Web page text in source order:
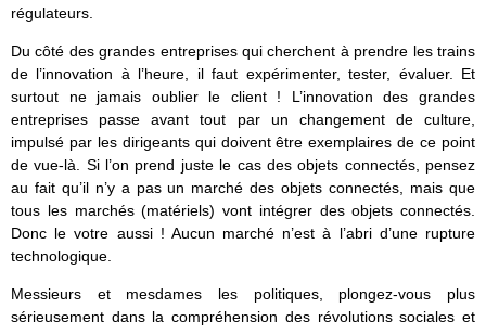
régulateurs.
Du côté des grandes entreprises qui cherchent à prendre les trains
de l’innovation à l’heure, il faut expérimenter, tester, évaluer. Et
surtout ne jamais oublier le client ! L’innovation des grandes
entreprises passe avant tout par un changement de culture,
impulsé par les dirigeants qui doivent être exemplaires de ce point
de vue-là. Si l’on prend juste le cas des objets connectés, pensez
au fait qu’il n’y a pas un marché des objets connectés, mais que
tous les marchés (matériels) vont intégrer des objets connectés.
Donc le votre aussi ! Aucun marché n’est à l’abri d’une rupture
technologique.
Messieurs et mesdames les politiques, plongez-vous plus
sérieusement dans la compréhension des révolutions sociales et